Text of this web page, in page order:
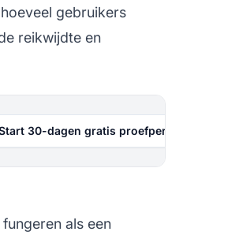
gebruikers
reikwijdte en
30-dagen gratis proefperiode
fungeren als een